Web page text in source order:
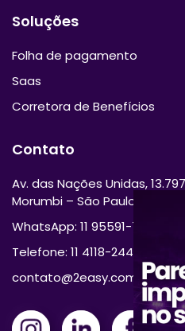
Soluções
Folha de pagamento
Saas
Corretora de Benefícios
Contato
Av. das Nações Unidas,
Morumbi – São Paulo/SP
WhatsApp: 11 95591-7870
Telefone: 11 4118-2444
contato@2easy.com.br